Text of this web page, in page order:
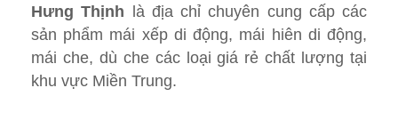
Hưng Thịnh là địa chỉ chuyên cung cấp các
sản phẩm mái xếp di động, mái hiên di động,
mái che, dù che các loại giá rẻ chất lượng tại
khu vực Miền Trung.